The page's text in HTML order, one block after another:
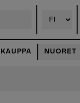
NUORET